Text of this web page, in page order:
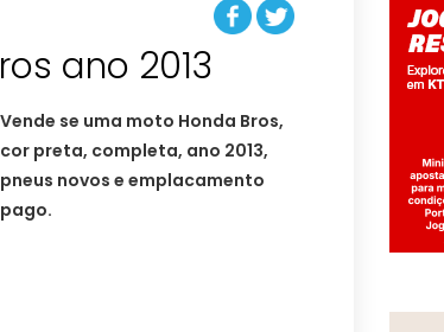
ano 2013
Vende se uma moto Honda Bros,
cor preta, completa, ano 2013,
pneus novos e emplacamento
pago.